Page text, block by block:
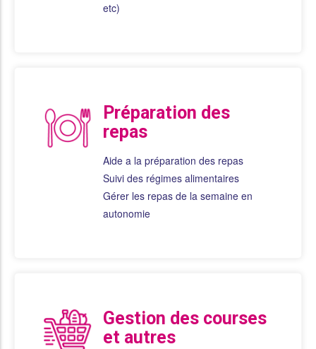
etc)
Préparation des
repas
Aide a la préparation des repas
Suivi des régimes alimentaires
Gérer les repas de la semaine en
autonomie
Gestion des courses
et autres